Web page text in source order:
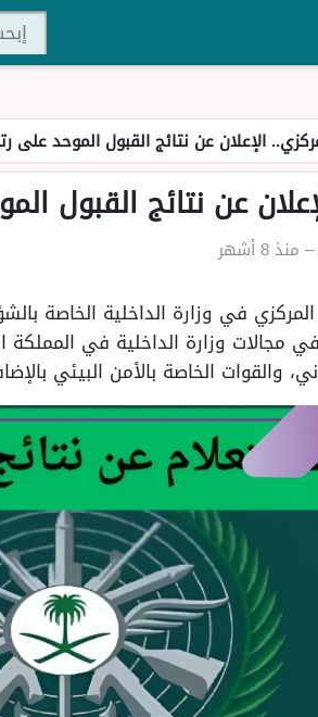
الإعلان عن نتائج القبول الموحد
عن نتائج القبول
– منذ 8 أشهر
في وزارة الداخلية الخاصة
وزارة الداخلية في المملكة
والقوات الخاصة بالأمن البيئي